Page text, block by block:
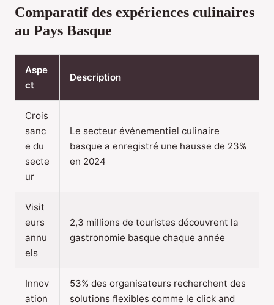
Comparatif des expériences culinaires
au Pays Basque
Aspe
ct
Description
Crois
sanc
e du
secte
ur
Le secteur événementiel culinaire
basque a enregistré une hausse de 23%
en 2024
Visit
eurs
annu
els
2,3 millions de touristes découvrent la
gastronomie basque chaque année
Innov
ation
53% des organisateurs recherchent des
solutions flexibles comme le click and